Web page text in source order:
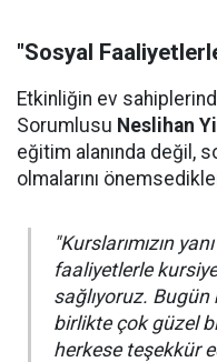
"Sosyal
Etkinliğin ev
Sorumlusu Neslihan
eğitim alanında değil,
olmalarını
"Kurslarımızın
faaliyetlerle
sağlıyoruz.
birlikte çok güzel
herkese teşekkür